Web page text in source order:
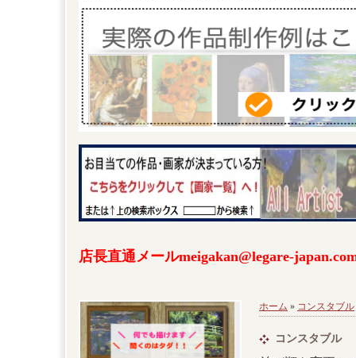
店長直通メールmeigakan@legare-
ホーム » コンスタブル
コンスタブル